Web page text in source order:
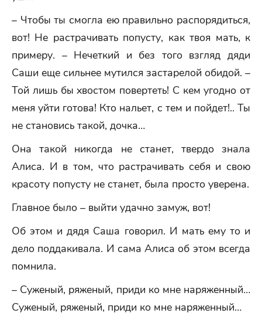
– Чтобы ты смогла ею правильно распорядиться,
вот! Не растрачивать попусту, как твоя мать, к
примеру. – Нечеткий и без того взгляд дяди
Саши еще сильнее мутился застарелой обидой. –
Той лишь бы хвостом повертеть! С кем угодно от
меня уйти готова! Кто нальет, с тем и пойдет!.. Ты
не становись такой, дочка…
Она такой никогда не станет, твердо знала
Алиса. И в том, что растрачивать себя и свою
красоту попусту не станет, была просто уверена.
Главное было – выйти удачно замуж, вот!
Об этом и дядя Саша говорил. И мать ему то и
дело поддакивала. И сама Алиса об этом всегда
помнила.
– Суженый, ряженый, приди ко мне наряженный…
Суженый, ряженый, приди ко мне наряженный…